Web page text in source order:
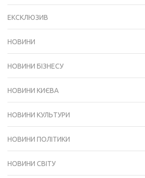
ЕКСКЛЮЗИВ
НОВИНИ
НОВИНИ БІЗНЕСУ
НОВИНИ КИЄВА
НОВИНИ КУЛЬТУРИ
НОВИНИ ПОЛІТИКИ
НОВИНИ СВІТУ